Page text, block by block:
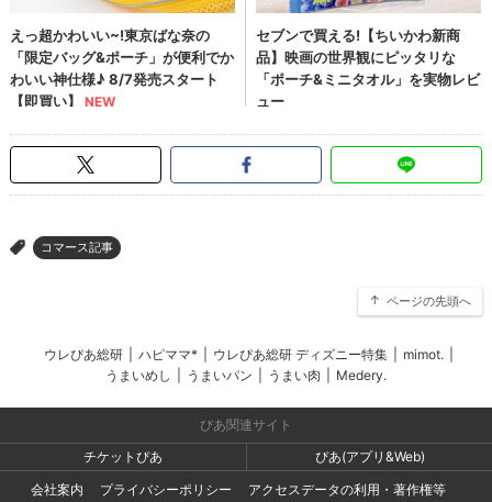
> コマース記事
ページの先頭へ
ウレぴあ総研 ハピママ* ウレぴあ総研 ディズニー特集 mimot.
うまいめし
うまいパン うまい肉 Medery.
ぴあ関連サイト
チケットぴあ
ぴあ(アプリ&Web)
会社案内
プライバシーポリシー アクセスデータの利用・著作権等